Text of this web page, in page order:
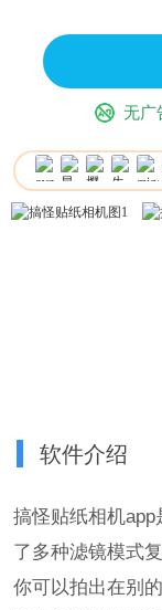
无广
软件介绍
搞怪贴纸相机
了多种滤镜模式
你可以拍出在别